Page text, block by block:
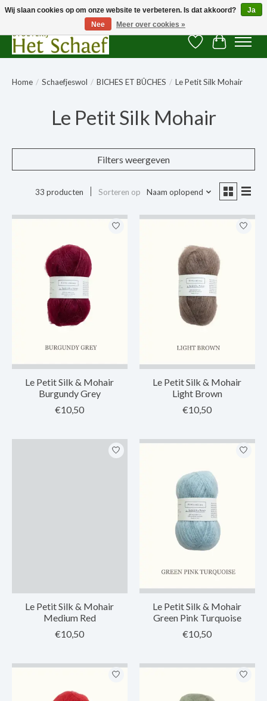
Verlanglijst
Home / Schaefjeswol / BICHES ET BÛCHES / Le Petit Silk Mohair
Le Petit Silk Mohair
Filters weergeven
33 producten Sorteren op Naam oplopend
Le Petit Silk & Mohair
Burgundy Grey
€10,50
Le Petit Silk & Mohair
Light Brown
€10,50
Le Petit Silk & Mohair
Medium Red
€10,50
Le Petit Silk & Mohair
Green Pink Turquoise
€10,50
Wij slaan cookies op om onze website te verbeteren. Is dat akkoord?
Ja
Nee
Meer over cookies »